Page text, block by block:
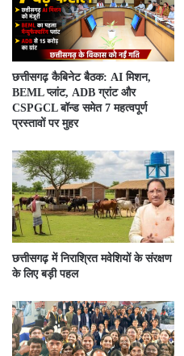
छत्तीसगढ़ कैबिनेट बैठक: AI मिशन,
BEML प्लांट, ADB ग्रांट और
CSPGCL बॉन्ड समेत 7 महत्वपूर्ण
प्रस्तावों पर मुहर
छत्तीसगढ़ में निराश्रित मवेशियों के संरक्षण
के लिए बड़ी पहल